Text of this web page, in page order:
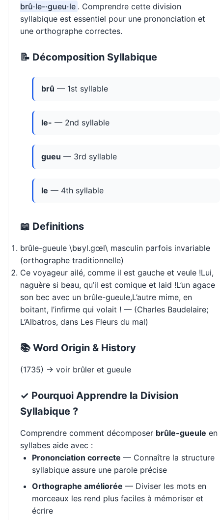
brû·le-·gueu·le . Comprendre cette division
syllabique est essentiel pour une prononciation et
une orthographe correctes.
📝 Décomposition Syllabique
brû — 1st syllable
le- — 2nd syllable
gueu — 3rd syllable
le — 4th syllable
📖 Definitions
brûle-gueule \bʁyl.ɡœl\ masculin parfois invariable
(orthographe traditionnelle)
Ce voyageur ailé, comme il est gauche et veule !Lui,
naguère si beau, qu’il est comique et laid !L’un agace
son bec avec un brûle-gueule,L’autre mime, en
boitant, l’infirme qui volait ! — (Charles Baudelaire;
L’Albatros, dans Les Fleurs du mal)
📚 Word Origin & History
(1735) → voir brûler et gueule
✓ Pourquoi Apprendre la Division
Syllabique ?
Comprendre comment décomposer brûle-gueule en
syllabes aide avec :
Prononciation correcte — Connaître la structure
syllabique assure une parole précise
Orthographe améliorée — Diviser les mots en
morceaux les rend plus faciles à mémoriser et
écrire